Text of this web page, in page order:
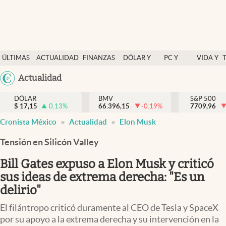
ÚLTIMAS
NOTICIAS
ACTUALIDAD
FINANZAS
DÓLAR Y
PC Y
VIDA Y
México
Actualidad
Actualidad
Finanzas y economía
Dólar y mercados
Pc y celular
Vida y estilo
Tv
DÓLAR
$ 17,15 0.13%
BMV
66.396,15
-0.19%
S&P 500
7709,96
Cronista México Actualidad Elon Musk
Tensión en Silicón Valley
Bill Gates expuso a Elon Musk y criticó
sus ideas de extrema derecha: "Es un
delirio"
El filántropo criticó duramente al CEO de Tesla y SpaceX
por su apoyo a la extrema derecha y su intervención en la